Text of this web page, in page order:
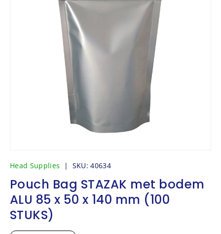
Head Supplies | SKU: 40634
Pouch Bag STAZAK met bodem
ALU 85 x 50 x 140 mm (100
STUKS)